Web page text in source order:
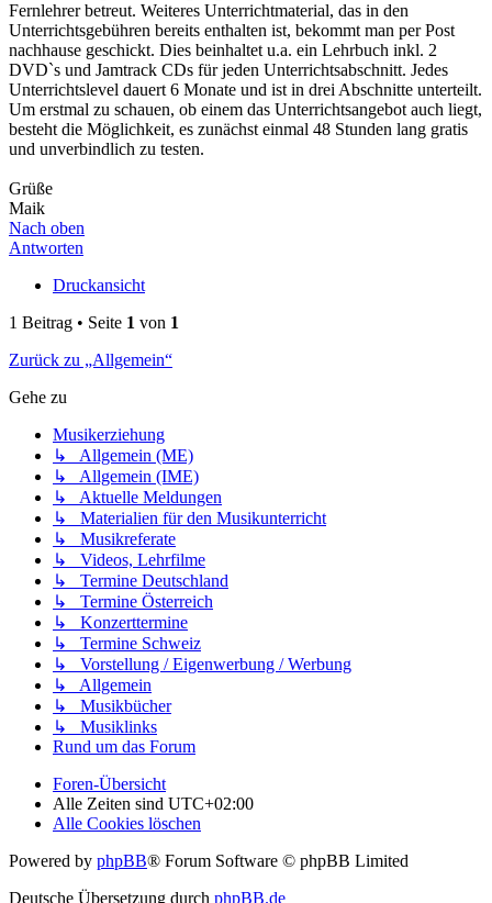
Fernlehrer betreut. Weiteres Unterrichtmaterial, das in den
Unterrichtsgebühren bereits enthalten ist, bekommt man per Post
nachhause geschickt. Dies beinhaltet u.a. ein Lehrbuch inkl. 2
DVD`s und Jamtrack CDs für jeden Unterrichtsabschnitt. Jedes
Unterrichtslevel dauert 6 Monate und ist in drei Abschnitte unterteilt.
Um erstmal zu schauen, ob einem das Unterrichtsangebot auch liegt,
besteht die Möglichkeit, es zunächst einmal 48 Stunden lang gratis
und unverbindlich zu testen.
Grüße
Maik
Nach oben
Antworten
Druckansicht
1 Beitrag • Seite 1 von 1
Zurück zu „Allgemein“
Gehe zu
Musikerziehung
↳ Allgemein (ME)
↳ Allgemein (IME)
↳ Aktuelle Meldungen
↳ Materialien für den Musikunterricht
↳ Musikreferate
↳ Videos, Lehrfilme
↳ Termine Deutschland
↳ Termine Österreich
↳ Konzerttermine
↳ Termine Schweiz
↳ Vorstellung / Eigenwerbung / Werbung
↳ Allgemein
↳ Musikbücher
↳ Musiklinks
Rund um das Forum
Foren-Übersicht
Alle Zeiten sind UTC+02:00
Alle Cookies löschen
Powered by phpBB® Forum Software © phpBB Limited
Deutsche Übersetzung durch phpBB.de